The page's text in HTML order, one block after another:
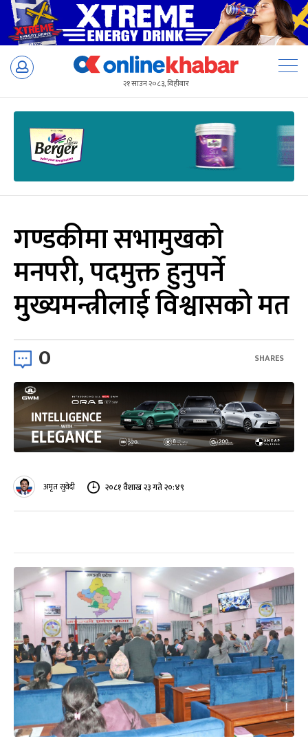
Skip
२१ साउन २०८३, बिहीबार
गण्डकीमा सभामुखको
मनपरी, पदमुक्त हुनुपर्ने
मुख्यमन्त्रीलाई विश्वासको मत
0 SHARES
अमृत सुवेदी २०८१ वैशाख २३ गते २०:४९